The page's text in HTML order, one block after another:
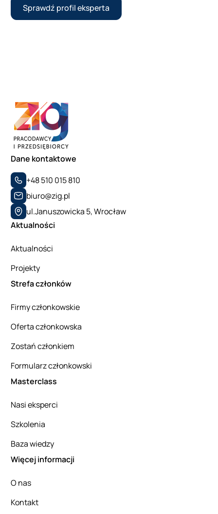
Sprawdź profil eksperta
Dane kontaktowe
+48 510 015 810
biuro@zig.pl
ul.Januszowicka 5, Wrocław
Aktualności
Aktualności
Projekty
Strefa członków
Firmy członkowskie
Oferta członkowska
Zostań członkiem
Formularz członkowski
Masterclass
Nasi eksperci
Szkolenia
Baza wiedzy
Więcej informacji
O nas
Kontakt